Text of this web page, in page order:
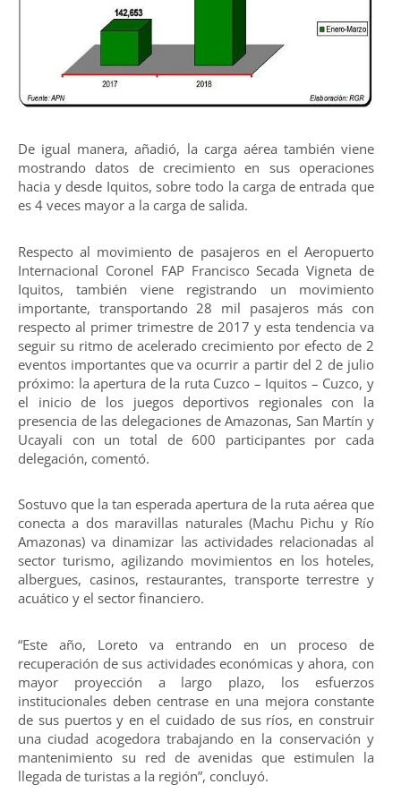
De igual manera, añadió, la carga aérea también viene
mostrando datos de crecimiento en sus operaciones
hacia y desde Iquitos, sobre todo la carga de entrada que
es 4 veces mayor a la carga de salida.
Respecto al movimiento de pasajeros en el Aeropuerto
Internacional Coronel FAP Francisco Secada Vigneta de
Iquitos, también viene registrando un movimiento
importante, transportando 28 mil pasajeros más con
respecto al primer trimestre de 2017 y esta tendencia va
seguir su ritmo de acelerado crecimiento por efecto de 2
eventos importantes que va ocurrir a partir del 2 de julio
próximo: la apertura de la ruta Cuzco – Iquitos – Cuzco, y
el inicio de los juegos deportivos regionales con la
presencia de las delegaciones de Amazonas, San Martín y
Ucayali con un total de 600 participantes por cada
delegación, comentó.
Sostuvo que la tan esperada apertura de la ruta aérea que
conecta a dos maravillas naturales (Machu Pichu y Río
Amazonas) va dinamizar las actividades relacionadas al
sector turismo, agilizando movimientos en los hoteles,
albergues, casinos, restaurantes, transporte terrestre y
acuático y el sector financiero.
“Este año, Loreto va entrando en un proceso de
recuperación de sus actividades económicas y ahora, con
mayor proyección a largo plazo, los esfuerzos
institucionales deben centrase en una mejora constante
de sus puertos y en el cuidado de sus ríos, en construir
una ciudad acogedora trabajando en la conservación y
mantenimiento su red de avenidas que estimulen la
llegada de turistas a la región”, concluyó.